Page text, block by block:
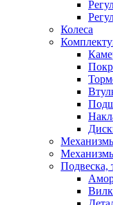
Колеса
Подвеска,